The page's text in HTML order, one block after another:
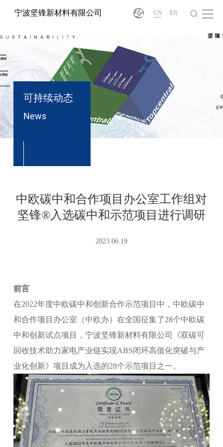
宁波坚锋新材料有限公司 CN EN
可持续动态
News
中欧碳中和合作项目办公室工作组对
坚锋®入选碳中和示范项目进行调研
2023.06.19
前言
在2022年度中欧碳中和创新合作示范项目中，中欧碳中
和合作项目办公室（中欧办）在全国征集了28个中欧碳
中和创新试点项目，宁波坚锋新材料有限公司《双碳可
回收技术助力家电产业链实现ABS闭环高值化突破与产
业化创新》项目成为入选的28个示范项目之一。